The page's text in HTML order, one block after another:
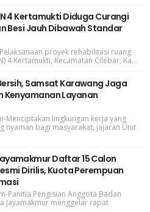
4 Kertamukti Diduga Curangi
Besi Jauh Dibawah Standar
proyek rehabilitasi ruang
4 Kertamukti, Kecamatan Cilebar, Ka...
Samsat Karawang Jaga
Kenyamanan Layanan
Menciptakan lingkungan kerja yang
nyaman bagi masyarakat, jajaran Unit
Daftar 15 Calon
Dirilis, Kuota Perempuan
Panitia Pengisian Anggota Badan
Jayamakmur menggelar rapat